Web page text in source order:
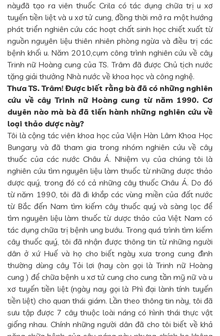
nàyđã tạo ra viên thuốc Crila có tác dụng chữa trị u xơ
tuyến tiền liệt và u xơ tử cung, đồng thời mở ra một hướng
phát triển nghiên cứu các hoạt chất sinh học chiết xuất từ
nguồn nguyên liệu thiên nhiên phòng ngừa và điều trị các
bệnh khối u. Năm 2010,cụm công trình nghiên cứu về cây
Trinh nữ Hoàng cung của TS. Trâm đã được Chủ tịch nước
tặng giải thưởng Nhà nước về khoa học và công nghệ.
Thưa TS. Trâm! Được biết rằng bà đã có những nghiên
cứu về cây Trinh nữ Hoàng cung từ năm 1990. Cơ
duyên nào mà bà đã tiến hành những nghiên cứu về
loại thảo dược này?
Tôi là cộng tác viên khoa học của Viện Hàn Lâm Khoa Học
Bungary và đã tham gia trong nhóm nghiên cứu về cây
thuốc của các nước Châu Á. Nhiệm vụ của chúng tôi là
nghiên cứu tìm nguyên liệu làm thuốc từ những dược thảo
dược quý, trong đó có cả những cây thuốc Châu Á. Do đó
từ năm 1990, tôi đã đi khắp các vùng miền của đất nước
từ Bắc đến Nam tìm kiếm cây thuốc quý và sàng lọc để
tìm nguyên liệu làm thuốc từ dược thảo của Việt Nam có
tác dụng chữa trị bệnh ung bướu. Trong quá trình tìm kiếm
cây thuốc quý, tôi đã nhận được thông tin từ những người
dân ở xứ Huế và họ cho biết ngày xưa trong cung đình
thường dùng cây Tỏi lơi (hay còn gọi là Trinh nữ Hoàng
cung ) để chữa bệnh u xơ tử cung cho cung tần mỹ nữ và u
xơ tuyến tiền liệt (ngày nay gọi là Phì đại lành tính tuyến
tiền liệt) cho quan thái giám. Lần theo thông tin này, tôi đã
sưu tập được 7 cây thuộc loài náng có hình thái thực vật
giống nhau. Chính những người dân đã cho tôi biết về khả